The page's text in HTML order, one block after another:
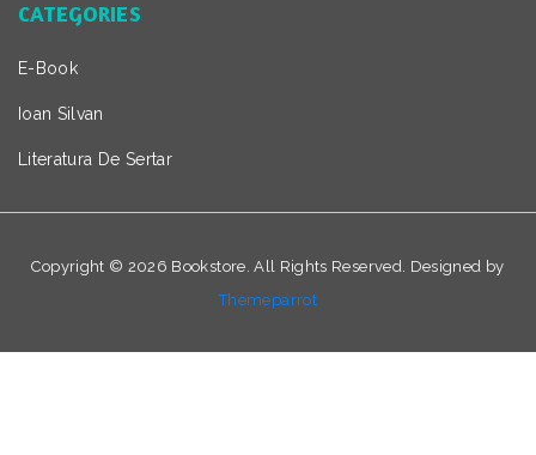
CATEGORIES
E-Book
Ioan Silvan
Literatura De Sertar
Copyright © 2026 Bookstore. All Rights Reserved. Designed by
Themeparrot